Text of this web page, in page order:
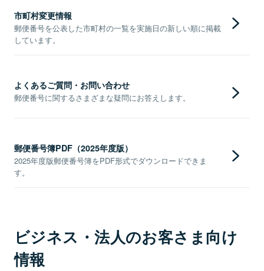
市町村変更情報
郵便番号を公表した市町村の一覧を実施日の新しい順に掲載
しています。
よくあるご質問・お問い合わせ
郵便番号に関するさまざまな疑問にお答えします。
郵便番号簿PDF（2025年度版）
2025年度版郵便番号簿をPDF形式でダウンロードできま
す。
ビジネス・法人のお客さま向け
情報